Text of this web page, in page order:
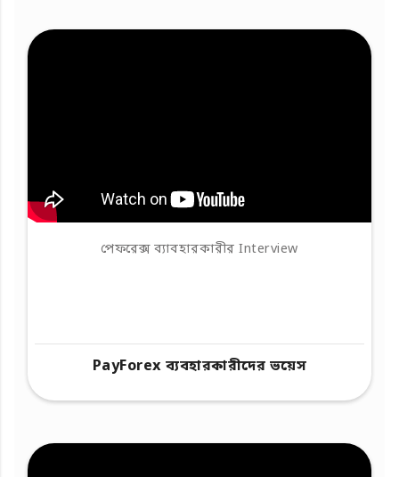
পেফরেক্স ব্যাবহারকারীর Interview
PayForex ব্যবহারকারীদের ভয়েস